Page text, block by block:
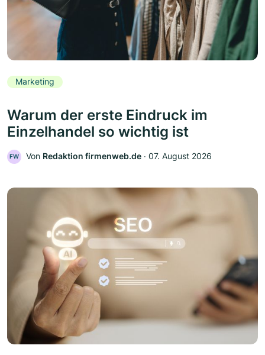
Marketing
Warum der erste Eindruck im
Einzelhandel so wichtig ist
FW Von Redaktion firmenweb.de ‧ 07. August 2026